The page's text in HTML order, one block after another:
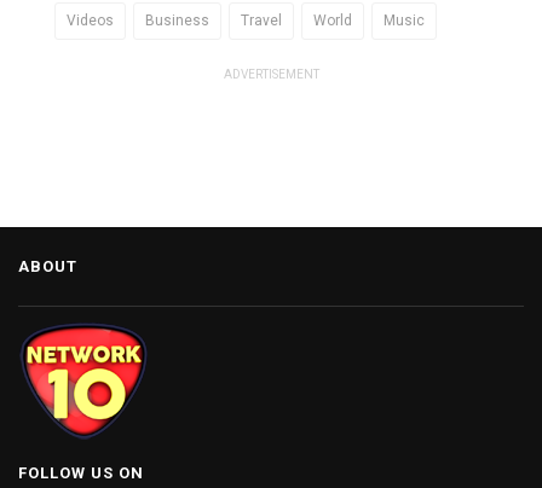
Videos Business Travel World Music
ADVERTISEMENT
ABOUT
FOLLOW US ON